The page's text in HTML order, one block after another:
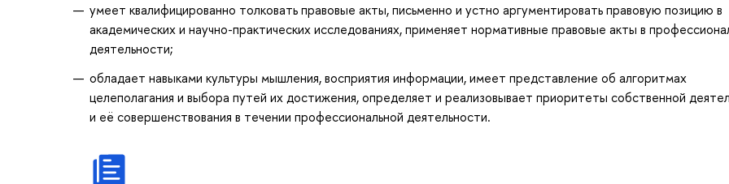
умеет квалифицированно толковать правовые акты, письменно и устно аргументировать правовую позицию в
академических и научно-практических исследованиях, применяет нормативные правовые акты в
деятельности;
обладает навыками культуры мышления, восприятия информации, имеет представление об алгоритмах
целеполагания и выбора путей их достижения, определяет и реализовывает приоритеты собственной
и её совершенствования в течении профессиональной деятельности.